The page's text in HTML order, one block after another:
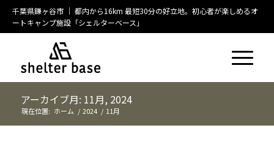
千葉県鎌ヶ谷市 ｜ 都内から16km 最短30分の好立地。初心者が楽しめるオ
ートキャンプ施設「シェルターベース」
アーカイブ月: 11月, 2024
現在位置: ホーム / 2024 / 11月